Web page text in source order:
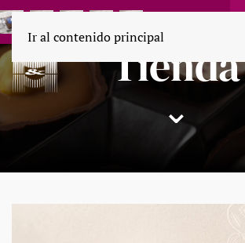
Tienda
⌄
Ir al contenido principal